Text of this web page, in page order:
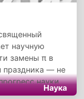
научную
замены π в
праздника — не
науки
вопросы,
Наука